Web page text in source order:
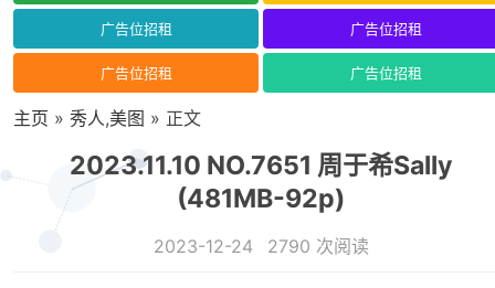
广告位招租 广告位招租
广告位招租 广告位招租
主页 » 秀人,美图 » 正文
2023.11.10 NO.7651 周于希Sally
(481MB-92p)
2023-12-24 2790 次阅读